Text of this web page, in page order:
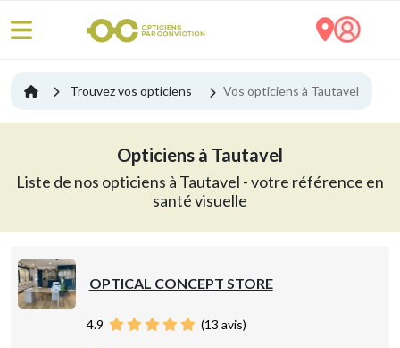
Trouvez vos opticiens Vos opticiens à Tautavel
Opticiens à Tautavel
Liste de nos opticiens à Tautavel - votre référence en
santé visuelle
OPTICAL CONCEPT STORE
4.9 (13 avis)